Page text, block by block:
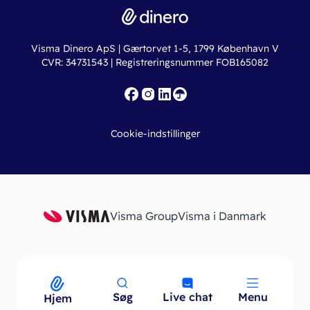
Hjem Søg Live chat Menu
Menu
Erhvervslån
Fakturaskabeloner
Online regnskabskurser
Ny virksomhed
Iværksætterlegat
Visma Dinero ApS | Gærtorvet 1-5, 1799 København V
CVR: 34731543 | Registreringsnummer FOB165082
Cookie-indstillinger
Visma GroupVisma i Danmark